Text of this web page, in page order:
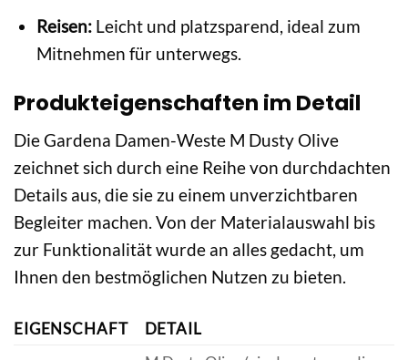
Reisen:Leicht und platzsparend, ideal zum
Mitnehmen für unterwegs.
Produkteigenschaften im Detail
Die Gardena Damen-Weste M Dusty Olive
zeichnet sich durch eine Reihe von durchdachten
Details aus, die sie zu einem unverzichtbaren
Begleiter machen. Von der Materialauswahl bis
zur Funktionalität wurde an alles gedacht, um
Ihnen den bestmöglichen Nutzen zu bieten.
EIGENSCHAFT DETAIL